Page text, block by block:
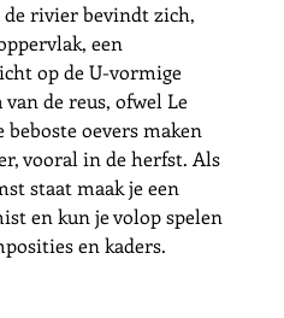
rivier bevindt zich,
een
op de U-vormige
de reus, ofwel Le
beboste oevers maken
vooral in de herfst. Als
staat maak je een
en kun je volop spelen
en kaders.